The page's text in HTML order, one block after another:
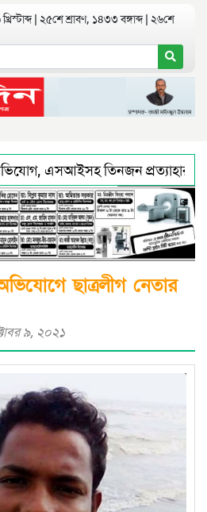
| ২৫শে শ্রাবণ, ১৪৩৩ বঙ্গাব্দ | ২৬শে
এসআইসহ তিনজন প্রত্যাহার
বরিশালে শ্রমিকদের
ছাত্রলীগ নেতার
৯, ২০২১